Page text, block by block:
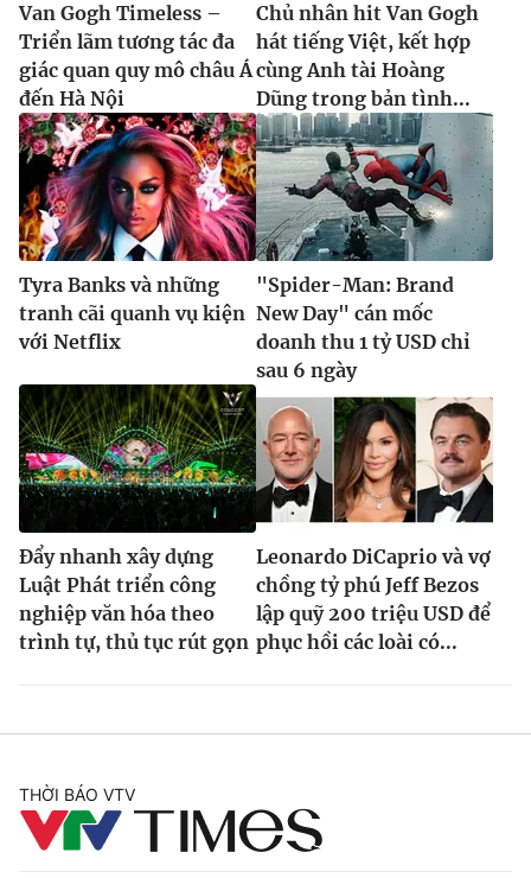
Van Gogh Timeless –
Triển lãm tương tác đa
giác quan quy mô châu Á
đến Hà Nội
Chủ nhân hit Van Gogh
hát tiếng Việt, kết hợp
cùng Anh tài Hoàng
Dũng trong bản tình...
Tyra Banks và những
tranh cãi quanh vụ kiện
với Netflix
"Spider-Man: Brand
New Day" cán mốc
doanh thu 1 tỷ USD chỉ
sau 6 ngày
Đẩy nhanh xây dựng
Luật Phát triển công
nghiệp văn hóa theo
trình tự, thủ tục rút gọn
Leonardo DiCaprio và vợ
chồng tỷ phú Jeff Bezos
lập quỹ 200 triệu USD để
phục hồi các loài có...
THỜI BÁO VTV